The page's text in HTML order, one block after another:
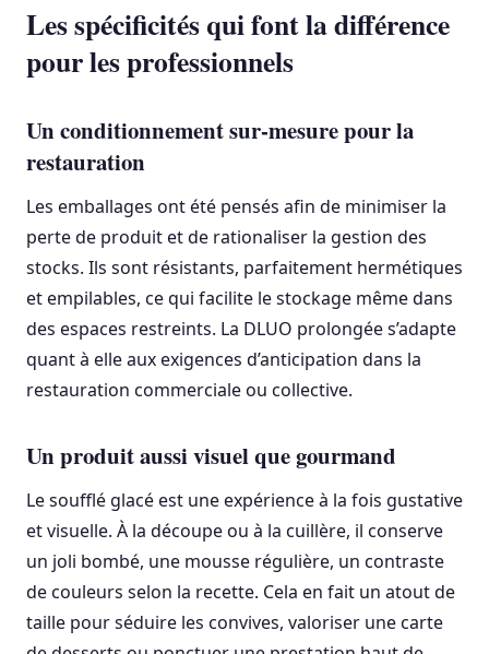
Les spécificités qui font la différence
pour les professionnels
Un conditionnement sur-mesure pour la
restauration
Les emballages ont été pensés afin de minimiser la
perte de produit et de rationaliser la gestion des
stocks. Ils sont résistants, parfaitement hermétiques
et empilables, ce qui facilite le stockage même dans
des espaces restreints. La DLUO prolongée s’adapte
quant à elle aux exigences d’anticipation dans la
restauration commerciale ou collective.
Un produit aussi visuel que gourmand
Le soufflé glacé est une expérience à la fois gustative
et visuelle. À la découpe ou à la cuillère, il conserve
un joli bombé, une mousse régulière, un contraste
de couleurs selon la recette. Cela en fait un atout de
taille pour séduire les convives, valoriser une carte